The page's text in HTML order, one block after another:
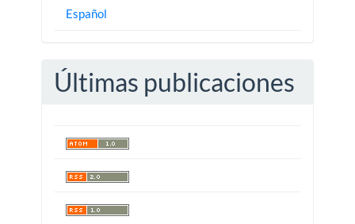
Español
Últimas publicaciones